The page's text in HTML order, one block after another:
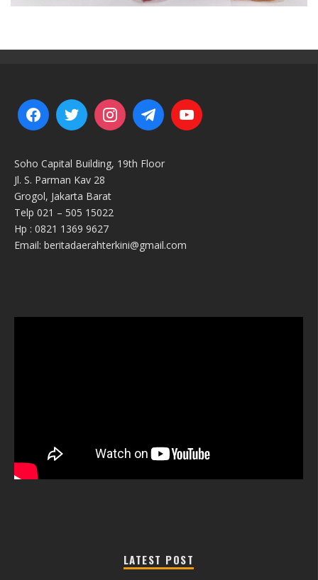
Soho Capital Building, 19th Floor
Jl. S. Parman Kav 28
Grogol, Jakarta Barat
Telp 021 – 505 15022
Hp : 0821 1369 9627
Email: beritadaerahterkini@gmail.com
LATEST POST